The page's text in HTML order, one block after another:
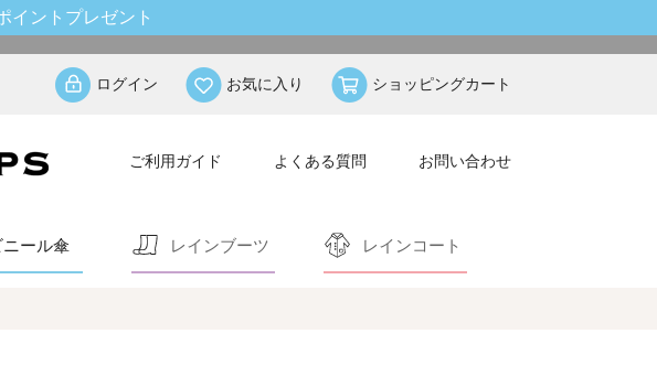
イントプレゼント
ログイン お気に入り ショッピングカート
ご利用ガイド よくある質問 お問い合わせ
ニール傘 レインブーツ レインコート